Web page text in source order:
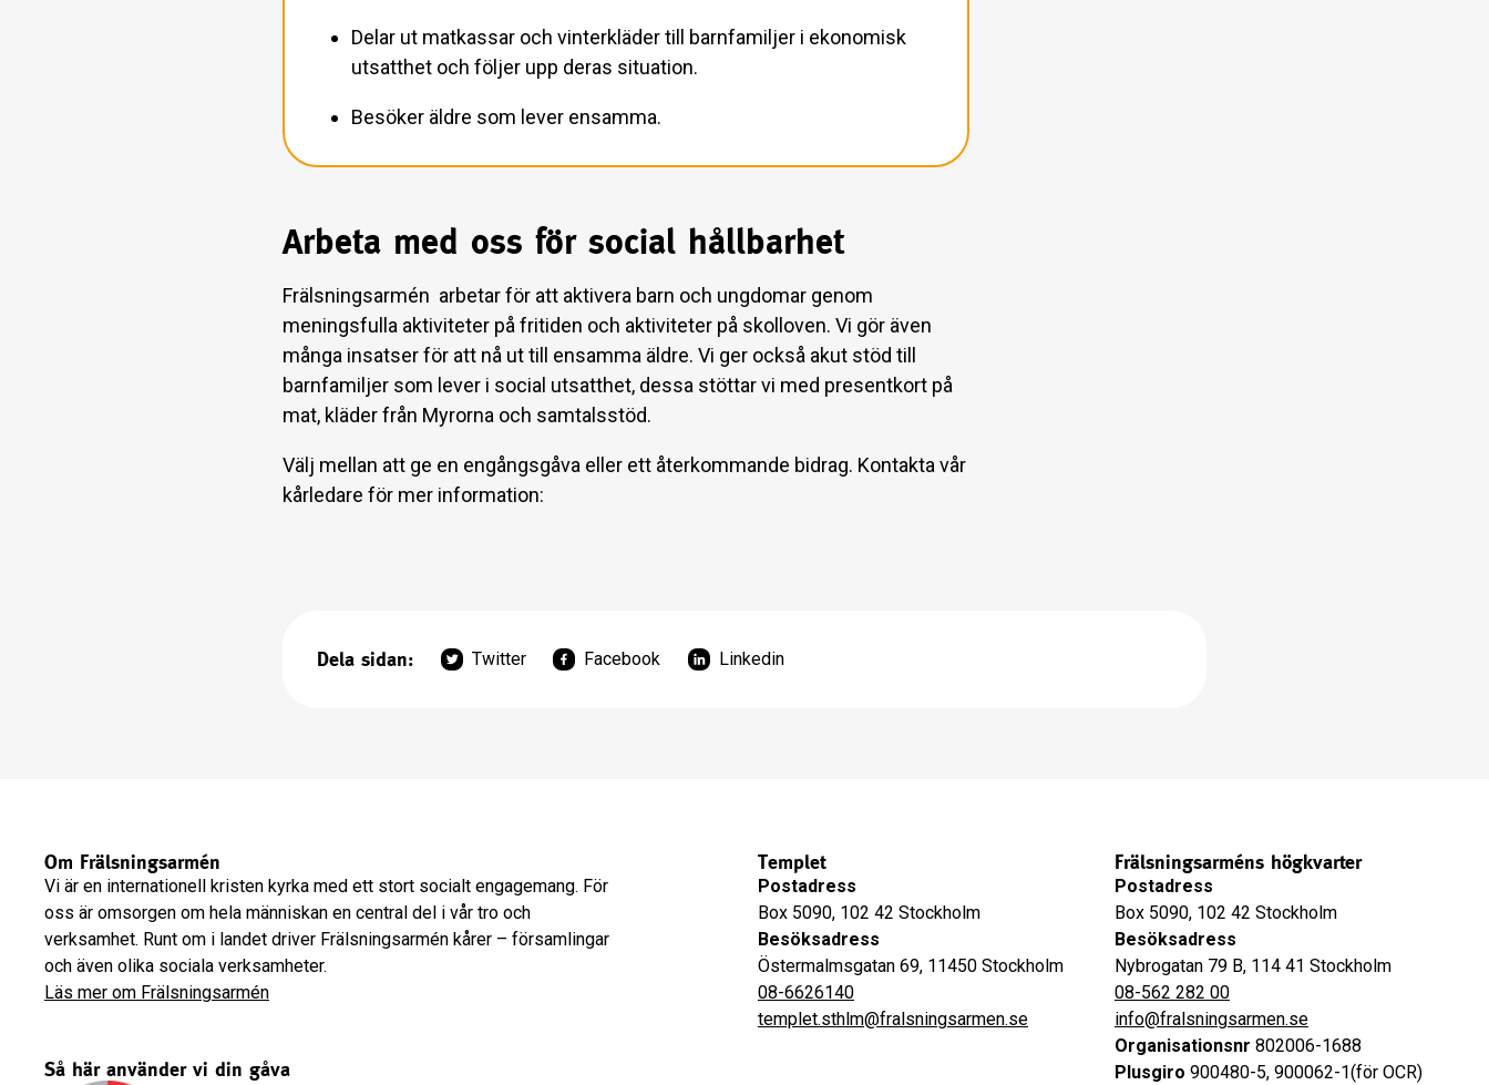
Delar ut matkassar och vinterkläder till barnfamiljer i ekonomisk
utsatthet och följer upp deras situation.
Besöker äldre som lever ensamma.
Arbeta med oss för social hållbarhet
Frälsningsarmén arbetar för att aktivera barn och ungdomar genom
meningsfulla aktiviteter på fritiden och aktiviteter på skolloven. Vi gör även
många insatser för att nå ut till ensamma äldre. Vi ger också akut stöd till
barnfamiljer som lever i social utsatthet, dessa stöttar vi med presentkort på
mat, kläder från Myrorna och samtalsstöd.
Välj mellan att ge en engångsgåva eller ett återkommande bidrag. Kontakta vår
kårledare för mer information:
Dela sidan: Twitter Facebook Linkedin
Om Frälsningsarmén
Vi är en internationell kristen kyrka med ett stort socialt engagemang. För
oss är omsorgen om hela människan en central del i vår tro och
verksamhet. Runt om i landet driver Frälsningsarmén kårer – församlingar
och även olika sociala verksamheter.
Läs mer om Frälsningsarmén
Så här använder vi din gåva
Templet
Postadress
Box 5090, 102 42 Stockholm
Besöksadress
Östermalmsgatan 69, 11450 Stockholm
08-6626140
templet.sthlm@fralsningsarmen.se
Frälsningsarméns högkvarter
Postadress
Box 5090, 102 42 Stockholm
Besöksadress
Nybrogatan 79 B, 114 41 Stockholm
08-562 282 00
info@fralsningsarmen.se
Organisationsnr 802006-1688
Plusgiro 900480-5, 900062-1(för OCR)